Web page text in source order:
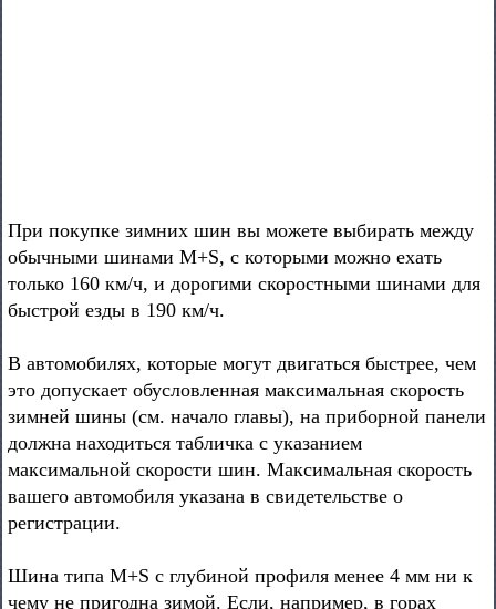
При покупке зимних шин вы можете выбирать между
обычными шинами M+S, с которыми можно ехать
только 160 км/ч, и дорогими скоростными шинами для
быстрой езды в 190 км/ч.
В автомобилях, которые могут двигаться быстрее, чем
это допускает обусловленная максимальная скорость
зимней шины (см. начало главы), на приборной панели
должна находиться табличка с указанием
максимальной скорости шин. Максимальная скорость
вашего автомобиля указана в свидетельстве о
регистрации.
Шина типа M+S с глубиной профиля менее 4 мм ни к
чему не пригодна зимой. Если, например, в горах